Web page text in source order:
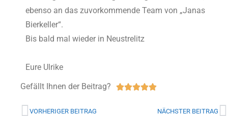
ebenso an das zuvorkommende Team von „Janas
Bierkeller“.
Bis bald mal wieder in Neustrelitz
Eure Ulrike
Gefällt Ihnen der Beitrag?

VORHERIGER BEITRAG NÄCHSTER BEITRAG